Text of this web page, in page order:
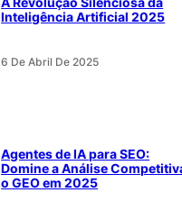
Inteligência Artificial 2025
6 De Abril De 2025
Agentes de IA para SEO:
Domine a Análise
o GEO em 2025